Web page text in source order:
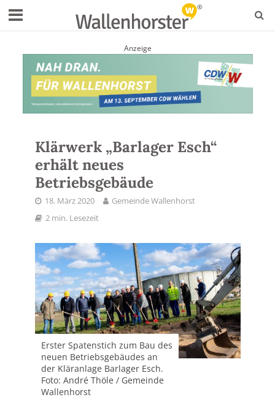
Anzeige
Klärwerk „Barlager Esch“
erhält neues
Betriebsgebäude
18. März 2020
Gemeinde Wallenhorst
2 min. Lesezeit
Erster Spatenstich zum Bau des
neuen Betriebsgebäudes an
der Kläranlage Barlager Esch.
Foto: André Thöle / Gemeinde
Wallenhorst